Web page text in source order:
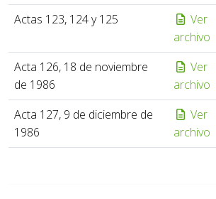
Actas 123, 124 y 125
Ver
archivo
Acta 126, 18 de noviembre
de 1986
Ver
archivo
Acta 127, 9 de diciembre de
1986
Ver
archivo